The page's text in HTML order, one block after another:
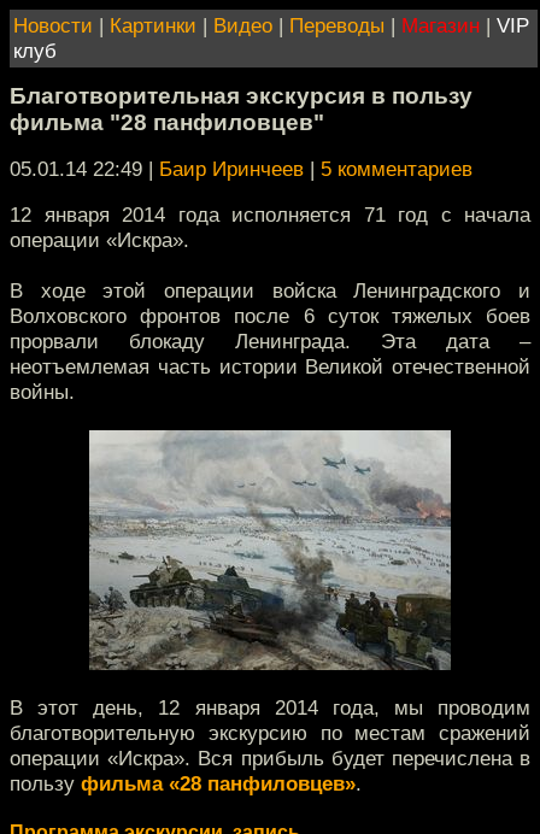
Новости | Картинки | Видео | Переводы | Магазин | VIP
клуб
Благотворительная экскурсия в пользу
фильма "28 панфиловцев"
05.01.14 22:49 | Баир Иринчеев | 5 комментариев
12 января 2014 года исполняется 71 год с начала
операции «Искра».
В ходе этой операции войска Ленинградского и
Волховского фронтов после 6 суток тяжелых боев
прорвали блокаду Ленинграда. Эта дата –
неотъемлемая часть истории Великой отечественной
войны.
В этот день, 12 января 2014 года, мы проводим
благотворительную экскурсию по местам сражений
операции «Искра». Вся прибыль будет перечислена в
пользу фильма «28 панфиловцев».